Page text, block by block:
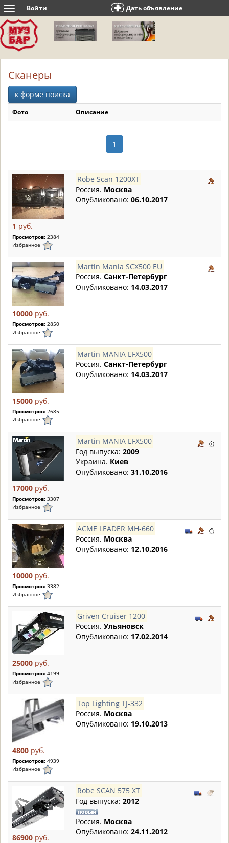
Toggle
navigation
Войти Дать объявление
Сканеры
к форме поиска
Фото Описание
1
1 руб.
Просмотров: 2384
Избранное
Robe Scan 1200XT
Россия. Москва
Опубликовано: 06.10.2017
10000 руб.
Просмотров: 2850
Избранное
Martin Mania SCX500 EU
Россия. Санкт-Петербург
Опубликовано: 14.03.2017
15000 руб.
Просмотров: 2685
Избранное
Martin MANIA EFX500
Россия. Санкт-Петербург
Опубликовано: 14.03.2017
17000 руб.
Просмотров: 3307
Избранное
Martin MANIA EFX500
Год выпуска: 2009
Украина. Киев
Опубликовано: 31.10.2016
10000 руб.
Просмотров: 3382
Избранное
ACME LEADER MH-660
Россия. Москва
Опубликовано: 12.10.2016
25000 руб.
Просмотров: 4199
Избранное
Griven Cruiser 1200
Россия. Ульяновск
Опубликовано: 17.02.2014
4800 руб.
Просмотров: 4939
Избранное
Top Lighting TJ-332
Россия. Москва
Опубликовано: 19.10.2013
86900 руб.
Robe SCAN 575 XT
Год выпуска: 2012
Россия. Москва
Опубликовано: 24.11.2012